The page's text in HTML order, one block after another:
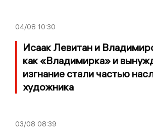
04/08 10:30
Исаак Левитан и
как «Владимирка» и
изгнание стали частью
художника
03/08 08:39